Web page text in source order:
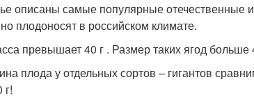
описаны самые популярные отечественные
плодоносят в российском климате.
превышает 40 г . Размер таких ягод
плода у отдельных сортов – гигантов
г!